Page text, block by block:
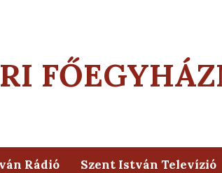
Rádió Szent István Televízió